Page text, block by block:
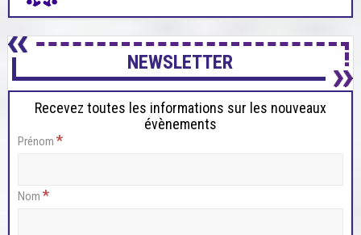
NEWSLETTER
Recevez toutes les informations sur les nouveaux
évènements
Prénom *
Nom *